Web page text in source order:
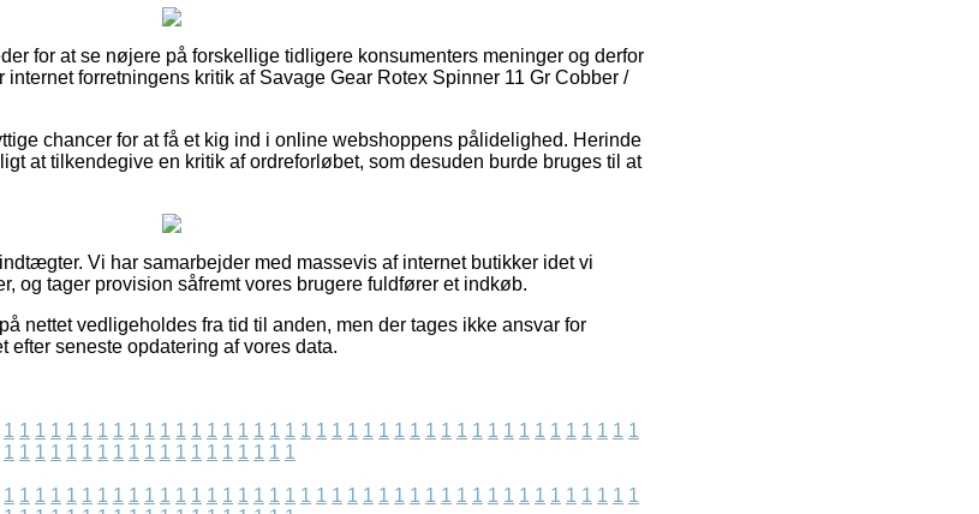
for at se nøjere på forskellige tidligere konsumenters meninger og derfor
forretningens kritik af Savage Gear Rotex Spinner 11 Gr Cobber /
chancer for at få et kig ind i online webshoppens pålidelighed. Herinde
at tilkendegive en kritik af ordreforløbet, som desuden burde bruges til at
Vi har samarbejder med massevis af internet butikker idet vi
og tager provision såfremt vores brugere fuldfører et indkøb.
nettet vedligeholdes fra tid til anden, men der tages ikke ansvar for
efter seneste opdatering af vores data.
1 1 1 1 1 1 1 1 1 1 1 1 1 1 1 1 1 1 1 1 1 1 1 1 1 1 1 1 1 1 1 1 1 1 1 1 1 1 1 1 1
1 1 1 1 1 1 1 1 1 1 1 1 1 1 1 1 1 1 1
1 1 1 1 1 1 1 1 1 1 1 1 1 1 1 1 1 1 1 1 1 1 1 1 1 1 1 1 1 1 1 1 1 1 1 1 1 1 1 1 1